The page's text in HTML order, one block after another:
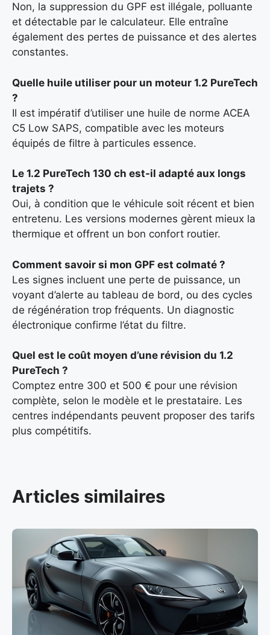
Non, la suppression du GPF est illégale, polluante
et détectable par le calculateur. Elle entraîne
également des pertes de puissance et des alertes
constantes.
Quelle huile utiliser pour un moteur 1.2 PureTech
?
Il est impératif d’utiliser une huile de norme ACEA
C5 Low SAPS, compatible avec les moteurs
équipés de filtre à particules essence.
Le 1.2 PureTech 130 ch est-il adapté aux longs
trajets ?
Oui, à condition que le véhicule soit récent et bien
entretenu. Les versions modernes gèrent mieux la
thermique et offrent un bon confort routier.
Comment savoir si mon GPF est colmaté ?
Les signes incluent une perte de puissance, un
voyant d’alerte au tableau de bord, ou des cycles
de régénération trop fréquents. Un diagnostic
électronique confirme l’état du filtre.
Quel est le coût moyen d’une révision du 1.2
PureTech ?
Comptez entre 300 et 500 € pour une révision
complète, selon le modèle et le prestataire. Les
centres indépendants peuvent proposer des tarifs
plus compétitifs.
Articles similaires